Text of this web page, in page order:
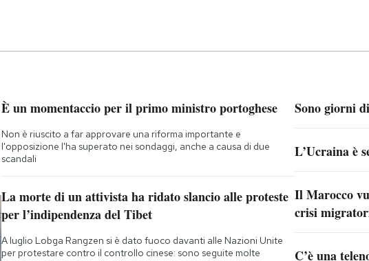
È un momentaccio per il primo ministro portoghese
Non è riuscito a far approvare una riforma importante e
l'opposizione l'ha superato nei sondaggi, anche a causa di due
scandali
La morte di un attivista ha ridato slancio alle proteste
per l’indipendenza del Tibet
A luglio Lobga Rangzen si è dato fuoco davanti alle Nazioni Unite
per protestare contro il controllo cinese: sono seguite molte
Sono giorni
L’Ucraina è
Il Marocco
crisi
C’è una